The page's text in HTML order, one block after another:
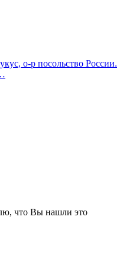
о-р посольство России.
что Вы нашли это